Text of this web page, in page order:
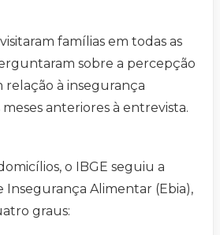
famílias em todas as
sobre a percepção
relação à insegurança
anteriores à entrevista.
o IBGE seguiu a
Insegurança Alimentar (Ebia),
graus: